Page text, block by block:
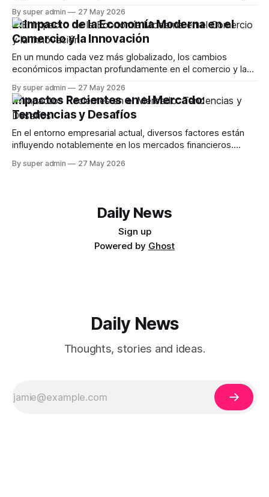
innovaciones más recientes en la industria de la aviación,
incluyendo avances en Wi-Fi, sostenibilidad y las
implicaciones de la IA en el futuro de los
By super admin 27 May 2026
El Impacto de la Economía Moderna en el
Comercio y la Innovación
En un mundo cada vez más globalizado, los cambios
económicos impactan profundamente en el comercio y la
actuales en la economía están afectando la forma en que
las empresas operan, desde la tecnología hasta la
sostenibilidad. La Influencia de la Tecnología en el
By super admin 27 May 2026
Impactos Recientes en el Mercado:
Tendencias y Desafíos
En el entorno empresarial actual, diversos factores están
influyendo notablemente en los mercados financieros.
hasta las fluctuaciones en el sector minorista, cada aspecto
consecuencias. Efectos del
By super admin 27 May 2026
Daily News
Sign up
Powered by Ghost
Daily News
Thoughts, stories and ideas.